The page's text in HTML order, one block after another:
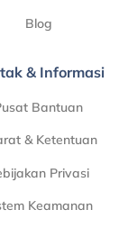
Blog
& Informasi
Bantuan
& Ketentuan
Privasi
Keamanan